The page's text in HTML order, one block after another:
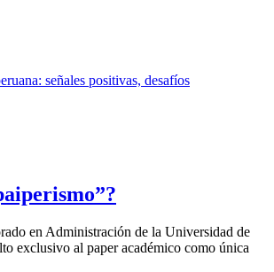
en Administración de la Universidad de
exclusivo al paper académico como única